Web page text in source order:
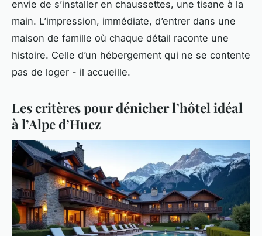
envie de s’installer en chaussettes, une tisane à la
main. L’impression, immédiate, d’entrer dans une
maison de famille où chaque détail raconte une
histoire. Celle d’un hébergement qui ne se contente
pas de loger - il accueille.
Les critères pour dénicher l’hôtel idéal
à l’Alpe d’Huez